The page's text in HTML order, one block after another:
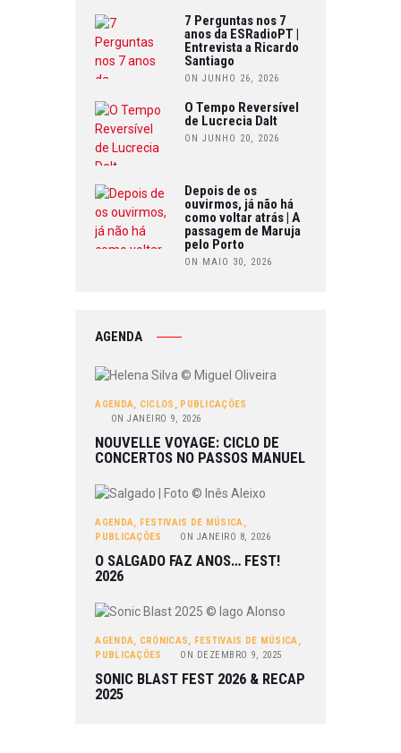
7 Perguntas nos 7
anos da ESRadioPT |
Entrevista a Ricardo
Santiago
ON JUNHO 26, 2026
O Tempo Reversível
de Lucrecia Dalt
ON JUNHO 20, 2026
Depois de os
ouvirmos, já não há
como voltar atrás | A
passagem de Maruja
pelo Porto
ON MAIO 30, 2026
AGENDA
AGENDA, CICLOS , PUBLICAÇÕES
ON JANEIRO 9, 2026
NOUVELLE VOYAGE: CICLO DE
CONCERTOS NO PASSOS MANUEL
AGENDA, FESTIVAIS DE MÚSICA,
PUBLICAÇÕES
ON JANEIRO 8, 2026
O SALGADO FAZ ANOS… FEST!
2026
AGENDA, CRÓNICAS, FESTIVAIS DE MÚSICA,
PUBLICAÇÕES
ON DEZEMBRO 9, 2025
SONIC BLAST FEST 2026 & RECAP
2025